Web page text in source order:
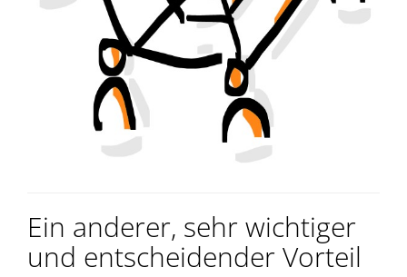
Ein anderer, sehr wichtiger
und entscheidender Vorteil